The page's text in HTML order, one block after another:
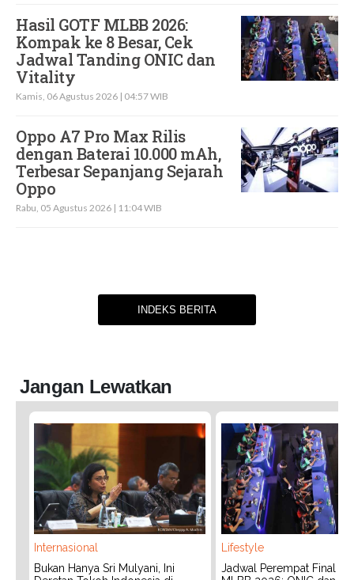
Hasil GOTF MLBB 2026:
Kompak ke 8 Besar, Cek
Jadwal Tanding ONIC dan
Vitality
Kamis, 06 Agustus 2026 | 04:57 WIB
Oppo A7 Pro Max Rilis
dengan Baterai 10.000 mAh,
Terbesar Sepanjang Sejarah
Oppo
Rabu, 05 Agustus 2026 | 11:04 WIB
INDEKS BERITA
Jangan Lewatkan
Internasional
Bukan Hanya Sri Mulyani, Ini
Lifestyle
Jadwal Perempat Final